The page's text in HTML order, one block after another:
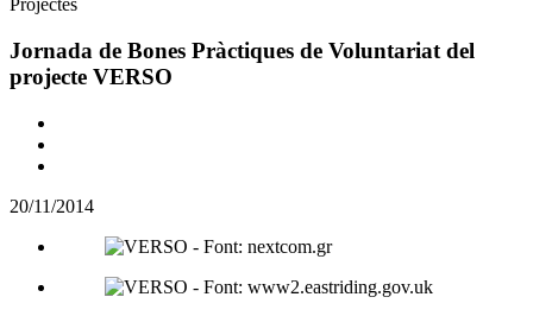
la
notícia
Jornada de Bones Pràctiques de Voluntariat del
projecte VERSO
Comparteix
altres
socials
20/11/2014